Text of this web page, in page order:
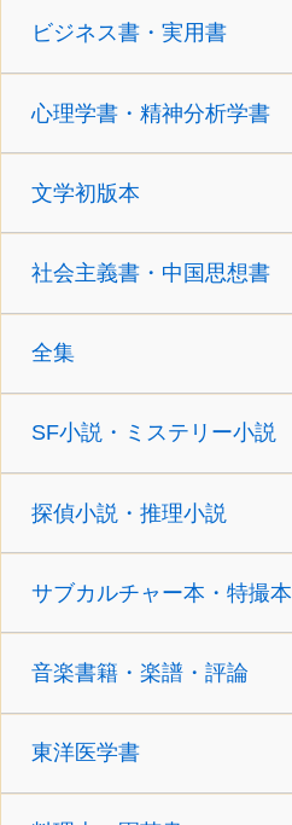
ビジネス書・実用書
心理学書・精神分析学書
文学初版本
社会主義書・中国思想書
全集
SF小説・ミステリー小説
探偵小説・推理小説
サブカルチャー本・特撮本
音楽書籍・楽譜・評論
東洋医学書